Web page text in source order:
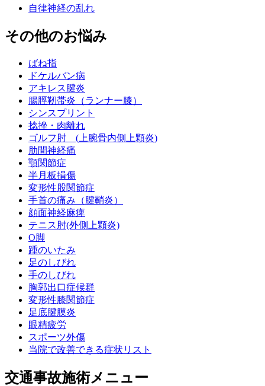
自律神経の乱れ
その他のお悩み
ばね指
ドケルバン病
アキレス腱炎
腸脛靭帯炎（ランナー膝）
シンスプリント
捻挫・肉離れ
ゴルフ肘 (上腕骨内側上顆炎)
肋間神経痛
顎関節症
半月板損傷
変形性股関節症
手首の痛み（腱鞘炎）
顔面神経麻痺
テニス肘(外側上顆炎)
O脚
踵のいたみ
足のしびれ
手のしびれ
胸郭出口症候群
変形性膝関節症
足底腱膜炎
眼精疲労
スポーツ外傷
当院で改善できる症状リスト
交通事故施術メニュー